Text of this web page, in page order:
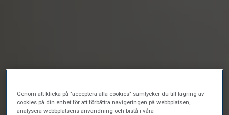
Genom att klicka på "acceptera alla cookies" samtycker du till lagring av
cookies på din enhet för att förbättra navigeringen på webbplatsen,
analysera webbplatsens användning och bistå i våra